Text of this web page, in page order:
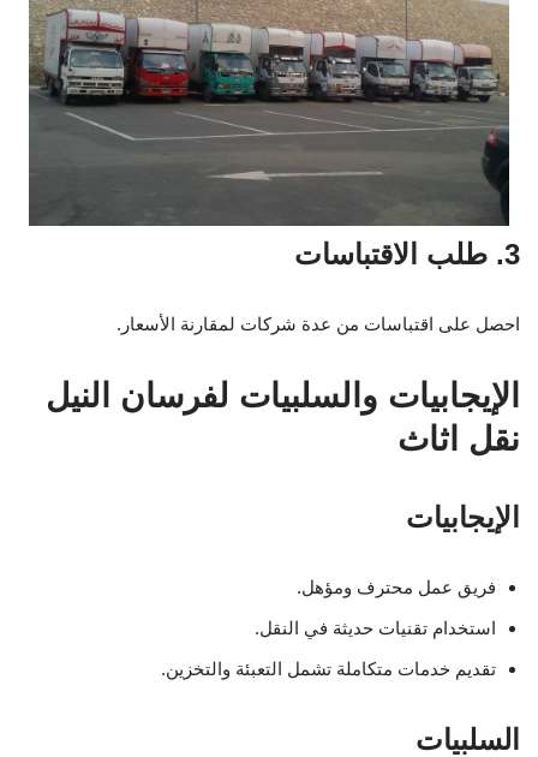
3. طلب الاقتباسات
احصل على اقتباسات من عدة شركات لمقارنة الأسعار.
الإيجابيات والسلبيات لفرسان النيل
نقل اثاث
الإيجابيات
فريق عمل محترف ومؤهل.
استخدام تقنيات حديثة في النقل.
تقديم خدمات متكاملة تشمل التعبئة والتخزين.
السلبيات